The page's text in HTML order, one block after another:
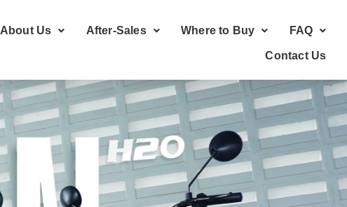
About Us After-Sales Where to Buy FAQ
Contact Us